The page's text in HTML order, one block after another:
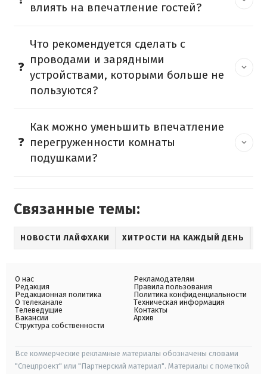
влиять на впечатление гостей?
Что рекомендуется сделать с
проводами и зарядными
устройствами, которыми больше не
пользуются?
Как можно уменьшить впечатление
перегруженности комнаты
подушками?
Связанные темы:
НОВОСТИ ЛАЙФХАКИ ХИТРОСТИ НА КАЖДЫЙ ДЕНЬ
О нас
Редакция
Редакционная политика
О телеканале
Телеведущие
Вакансии
Структура собственности
Рекламодателям
Правила пользования
Политика конфиденциальности
Техническая информация
Контакты
Архив
Все коммерческие рекламные материалы обозначены словами
"Спецпроект" или "Партнерский материал". Материалы с пометкой